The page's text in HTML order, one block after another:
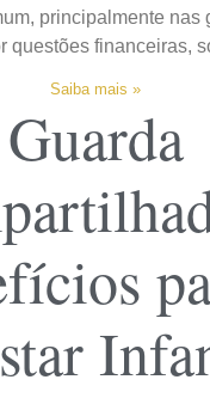
principalmente nas
questões financeiras,
Saiba mais »
Guarda